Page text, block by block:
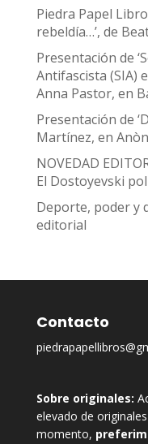
Piedra Papel
rebeldía…’, de
Presentación de
Antifascista (SIA)
Anna Pastor, en
Presentación de
Martínez, en
NOVEDAD
El Dostoyevski
Deporte, poder y
editorial
Contacto
Sobre originales:
elevado de
momento,